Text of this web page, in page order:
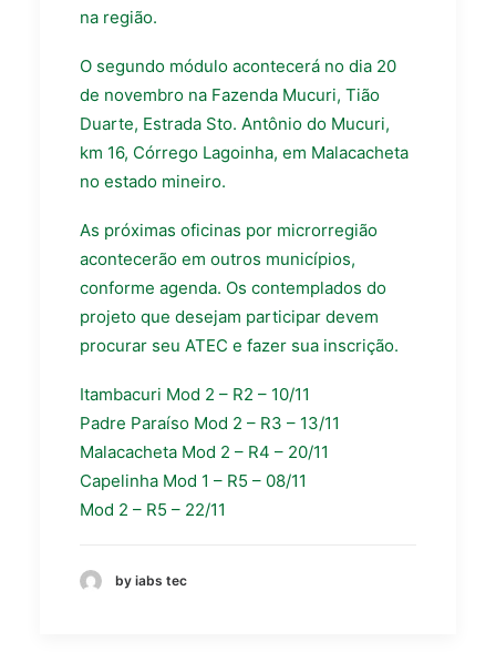
na região.
O segundo módulo acontecerá no dia 20
de novembro na Fazenda Mucuri, Tião
Duarte, Estrada Sto. Antônio do Mucuri,
km 16, Córrego Lagoinha, em Malacacheta
no estado mineiro.
As próximas oficinas por microrregião
acontecerão em outros municípios,
conforme agenda. Os contemplados do
projeto que desejam participar devem
procurar seu ATEC e fazer sua inscrição.
Itambacuri Mod 2 – R2 – 10/11
Padre Paraíso Mod 2 – R3 – 13/11
Malacacheta Mod 2 – R4 – 20/11
Capelinha Mod 1 – R5 – 08/11
Mod 2 – R5 – 22/11
by iabs tec